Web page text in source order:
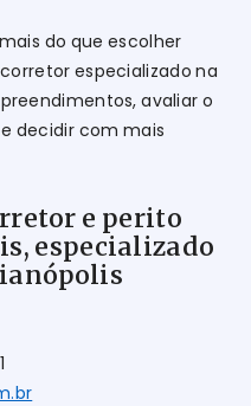
do que escolher
especializado na
avaliar o
decidir com mais
e perito
especializado